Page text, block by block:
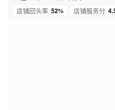
店铺回头率 52% 店铺服务分